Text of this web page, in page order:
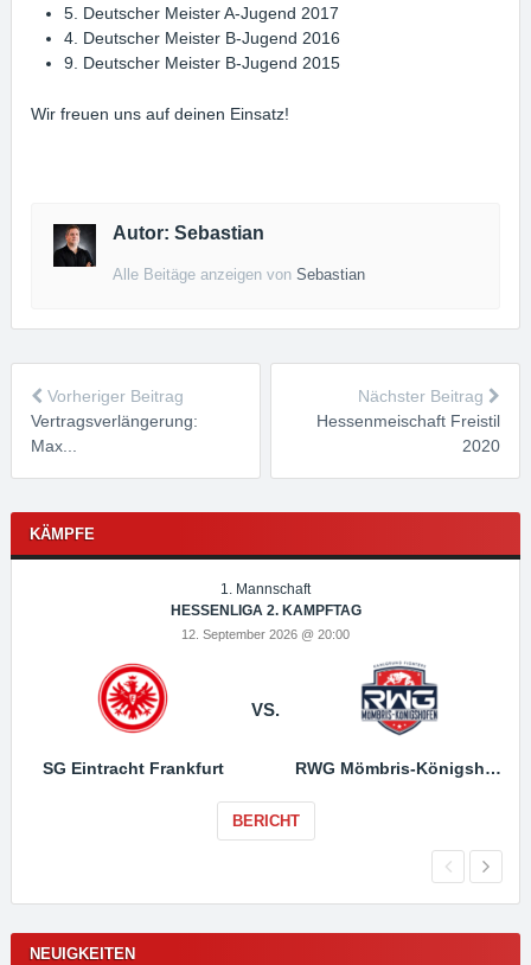
5. Deutscher Meister A-Jugend 2017
4. Deutscher Meister B-Jugend 2016
9. Deutscher Meister B-Jugend 2015
Wir freuen uns auf deinen Einsatz!
Autor: Sebastian
Alle Beitäge anzeigen vonSebastian
Vorheriger Beitrag
Vertragsverlängerung:
Max...
Nächster Beitrag
Hessenmeischaft Freistil
2020
KÄMPFE
1. Mannschaft
HESSENLIGA 2. KAMPFTAG
12. September 2026 @ 20:00
SG Eintracht Frankfurt
VS.
RWG Mömbris-Königshofen
BERICHT
NEUIGKEITEN